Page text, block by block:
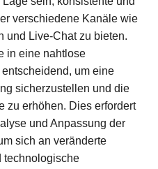
verschiedene Kanäle wie
und Live-Chat zu bieten.
in eine nahtlose
um eine
sicherzustellen und die
zu erhöhen. Dies erfordert
und Anpassung der
sich an veränderte
technologische